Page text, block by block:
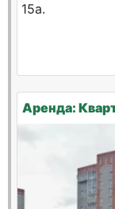
15а.
Аренда: